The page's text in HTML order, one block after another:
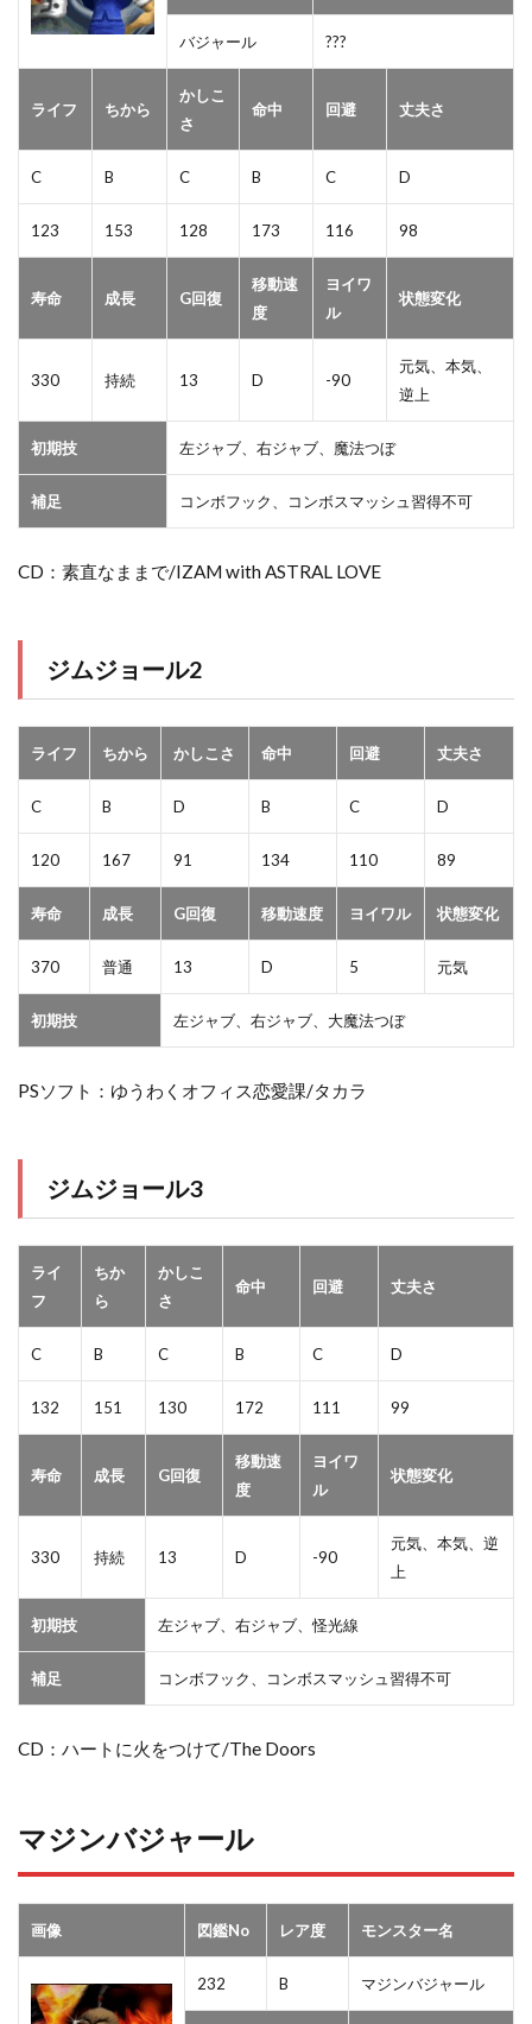
バジャール ???
ライフ ちから
かしこ
さ
命中 回避 丈夫さ
C B C B C D
123 153 128 173 116 98
寿命 成長 G回復
移動速
度
ヨイワ
ル
状態変化
330 持続 13 D -90
元気、本気、
逆上
初期技 左ジャブ、右ジャブ、魔法つぼ
補足 コンボフック、コンボスマッシュ習得不可
CD：素直なままで/IZAM with ASTRAL LOVE
ジムジョール2
ライフ ちから かしこさ 命中 回避 丈夫さ
C B D B C D
120 167 91 134 110 89
寿命 成長 G回復 移動速度 ヨイワル 状態変化
370 普通 13 D 5 元気
初期技 左ジャブ、右ジャブ、大魔法つぼ
PSソフト：ゆうわくオフィス恋愛課/タカラ
ジムジョール3
ライ
フ
ちか
ら
かしこ
さ
命中 回避 丈夫さ
C B C B C D
132 151 130 172 111 99
寿命 成長 G回復
移動速
度
ヨイワ
ル
状態変化
330 持続 13 D -90
元気、本気、逆
上
初期技 左ジャブ、右ジャブ、怪光線
補足 コンボフック、コンボスマッシュ習得不可
CD：ハートに火をつけて/The Doors
マジンバジャール
画像 図鑑No レア度 モンスター名
232 B マジンバジャール